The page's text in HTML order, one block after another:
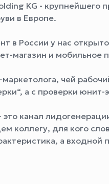
KG - крупнейшего
в Европе.
в России у нас
магазин и мобильное
чей
а с проверки
это канал
коллегу, для кого
а входной